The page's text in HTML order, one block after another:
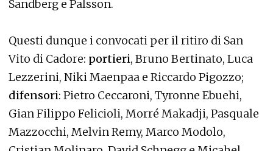
Sandberg e Palsson.
Questi dunque i convocati per il ritiro di San
Vito di Cadore: portieri, Bruno Bertinato, Luca
Lezzerini, Niki Maenpaa e Riccardo Pigozzo;
difensori: Pietro Ceccaroni, Tyronne Ebuehi,
Gian Filippo Felicioli, Morré Makadji, Pasquale
Mazzocchi, Melvin Remy, Marco Modolo,